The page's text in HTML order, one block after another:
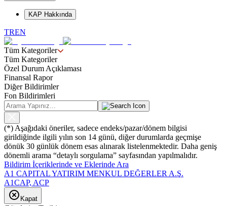
KAP Hakkında
TREN
Tüm Kategoriler
Tüm Kategoriler
Özel Durum Açıklaması
Finansal Rapor
Diğer Bildirimler
Fon Bildirimleri
(*) Aşağıdaki öneriler, sadece endeks/pazar/dönem bilgisi
girildiğinde ilgili yılın son 14 günü, diğer durumlarda geçmişe
dönük 30 günlük dönem esas alınarak listelenmektedir. Daha geniş
dönemli arama “detaylı sorgulama” sayfasından yapılmalıdır.
Bildirim İçeriklerinde ve Eklerinde Ara
A1 CAPITAL YATIRIM MENKUL DEĞERLER A.Ş.
A1CAP, ACP
Kapat